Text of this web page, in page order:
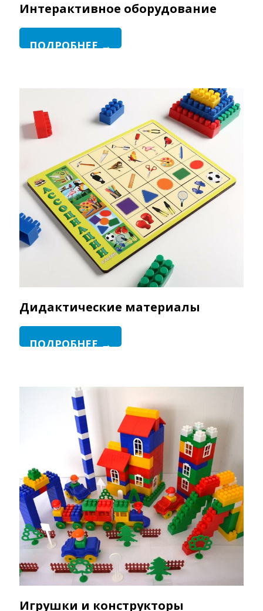
Интерактивное оборудование
ПОДРОБНЕЕ →
Дидактические материалы
ПОДРОБНЕЕ →
Игрушки и конструкторы